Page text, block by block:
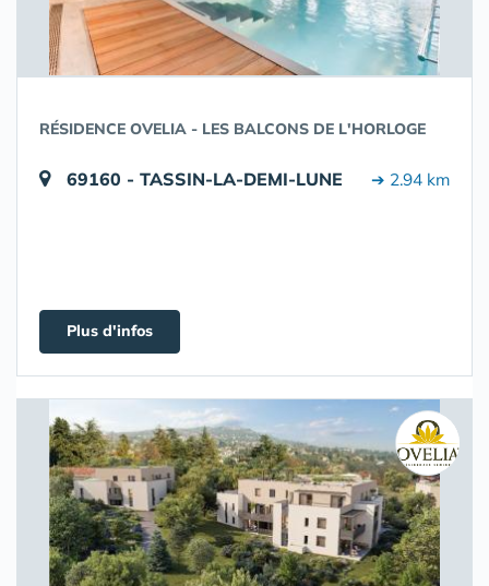
RÉSIDENCE OVELIA - LES BALCONS DE L'HORLOGE
69160 - TASSIN-LA-DEMI-LUNE ➔ 2.94 km
Plus d'infos